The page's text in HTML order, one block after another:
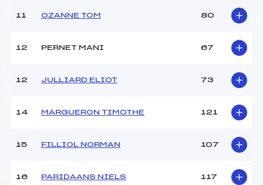
Ouvreurs B :
DIDIER (SA)
Ouvreurs D :
Température arrivée :
11 OZANNE TOM 80
12 PERNET MANI 67
12 JULLIARD ELIOT 73
14 MARGUERON TIMOTHE 121
15 FILLIOL NORMAN 107
16 PARIDAANS NIELS 117